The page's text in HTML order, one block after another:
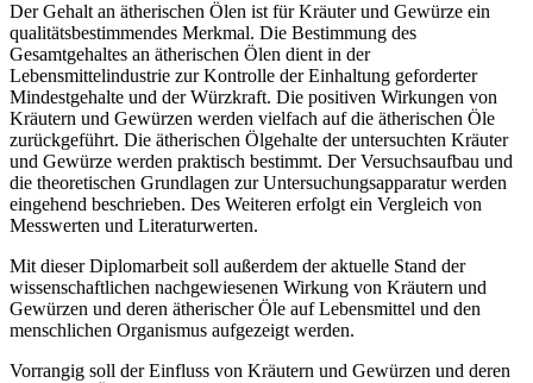
Der Gehalt an ätherischen Ölen ist für Kräuter und Gewürze ein
qualitätsbestimmendes Merkmal. Die Bestimmung des
Gesamtgehaltes an ätherischen Ölen dient in der
Lebensmittelindustrie zur Kontrolle der Einhaltung geforderter
Mindestgehalte und der Würzkraft. Die positiven Wirkungen von
Kräutern und Gewürzen werden vielfach auf die ätherischen Öle
zurückgeführt. Die ätherischen Ölgehalte der untersuchten Kräuter
und Gewürze werden praktisch bestimmt. Der Versuchsaufbau und
die theoretischen Grundlagen zur Untersuchungsapparatur werden
eingehend beschrieben. Des Weiteren erfolgt ein Vergleich von
Messwerten und Literaturwerten.
Mit dieser Diplomarbeit soll außerdem der aktuelle Stand der
wissenschaftlichen nachgewiesenen Wirkung von Kräutern und
Gewürzen und deren ätherischer Öle auf Lebensmittel und den
menschlichen Organismus aufgezeigt werden.
Vorrangig soll der Einfluss von Kräutern und Gewürzen und deren